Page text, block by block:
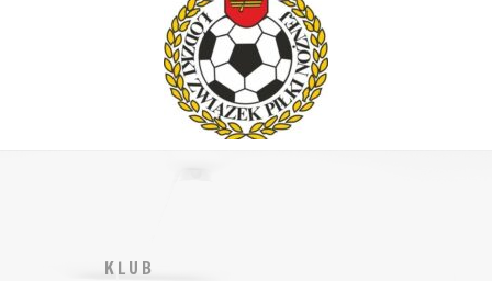
KLUB